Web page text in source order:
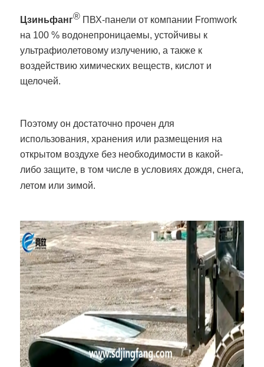
Цзиньфанг® ПВХ-панели от компании Fromwork
на 100 % водонепроницаемы, устойчивы к
ультрафиолетовому излучению, а также к
воздействию химических веществ, кислот и
щелочей.
Поэтому он достаточно прочен для
использования, хранения или размещения на
открытом воздухе без необходимости в какой-
либо защите, в том числе в условиях дождя, снега,
летом или зимой.